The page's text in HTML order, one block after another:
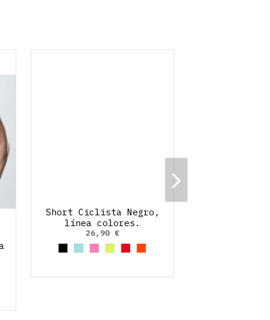
Short Ciclista Negro,
línea colores.
26,90 €
NegroAzul cielo
Rosa claro
Amarillo Neon
RojoNaranja